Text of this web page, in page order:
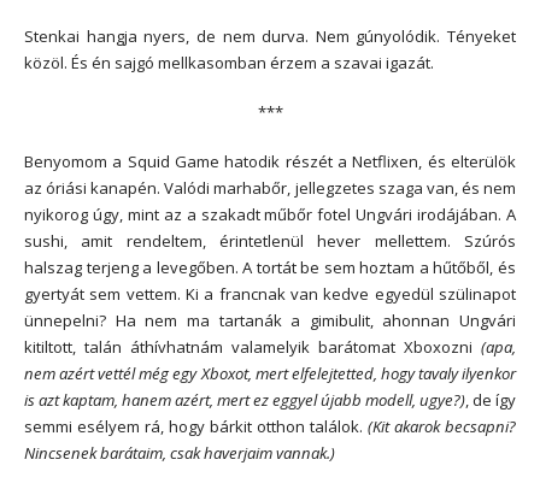
Stenkai hangja nyers, de nem durva. Nem gúnyolódik. Tényeket
közöl. És én sajgó mellkasomban érzem a szavai igazát.
***
Benyomom a Squid Game hatodik részét a Netflixen, és elterülök
az óriási kanapén. Valódi marhabőr, jellegzetes szaga van, és nem
nyikorog úgy, mint az a szakadt műbőr fotel Ungvári irodájában. A
sushi, amit rendeltem, érintetlenül hever mellettem. Szúrós
halszag terjeng a levegőben. A tortát be sem hoztam a hűtőből, és
gyertyát sem vettem. Ki a francnak van kedve egyedül szülinapot
ünnepelni? Ha nem ma tartanák a gimibulit, ahonnan Ungvári
kitiltott, talán áthívhatnám valamelyik barátomat Xboxozni (apa,
nem azért vettél még egy Xboxot, mert elfelejtetted, hogy tavaly ilyenkor
is azt kaptam, hanem azért, mert ez eggyel újabb modell, ugye?), de így
semmi esélyem rá, hogy bárkit otthon találok. (Kit akarok becsapni?
Nincsenek barátaim, csak haverjaim vannak.)